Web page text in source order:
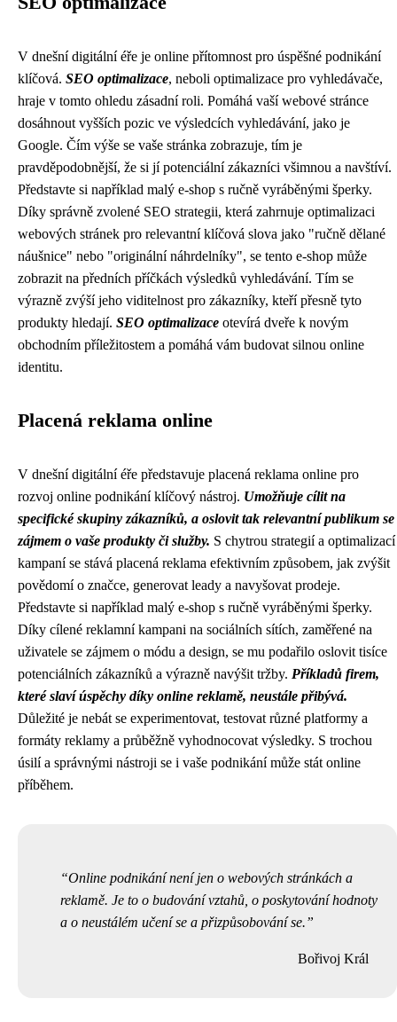
V dnešní digitální éře je online přítomnost pro úspěšné podnikání
klíčová. SEO optimalizace, neboli optimalizace pro vyhledávače,
hraje v tomto ohledu zásadní roli. Pomáhá vaší webové stránce
dosáhnout vyšších pozic ve výsledcích vyhledávání, jako je
Google. Čím výše se vaše stránka zobrazuje, tím je
pravděpodobnější, že si jí potenciální zákazníci všimnou a navštíví.
Představte si například malý e-shop s ručně vyráběnými šperky.
Díky správně zvolené SEO strategii, která zahrnuje optimalizaci
webových stránek pro relevantní klíčová slova jako "ručně dělané
náušnice" nebo "originální náhrdelníky", se tento e-shop může
zobrazit na předních příčkách výsledků vyhledávání. Tím se
výrazně zvýší jeho viditelnost pro zákazníky, kteří přesně tyto
produkty hledají. SEO optimalizace otevírá dveře k novým
obchodním příležitostem a pomáhá vám budovat silnou online
identitu.
Placená reklama online
V dnešní digitální éře představuje placená reklama online pro
rozvoj online podnikání klíčový nástroj. Umožňuje cílit na
specifické skupiny zákazníků, a oslovit tak relevantní publikum se
zájmem o vaše produkty či služby. S chytrou strategií a optimalizací
kampaní se stává placená reklama efektivním způsobem, jak zvýšit
povědomí o značce, generovat leady a navyšovat prodeje.
Představte si například malý e-shop s ručně vyráběnými šperky.
Díky cílené reklamní kampani na sociálních sítích, zaměřené na
uživatele se zájmem o módu a design, se mu podařilo oslovit tisíce
potenciálních zákazníků a výrazně navýšit tržby. Příkladů firem,
které slaví úspěchy díky online reklamě, neustále přibývá.
Důležité je nebát se experimentovat, testovat různé platformy a
formáty reklamy a průběžně vyhodnocovat výsledky. S trochou
úsilí a správnými nástroji se i vaše podnikání může stát online
příběhem.
Online podnikání není jen o webových stránkách a
reklamě. Je to o budování vztahů, o poskytování hodnoty
a o neustálém učení se a přizpůsobování se.
Bořivoj Král